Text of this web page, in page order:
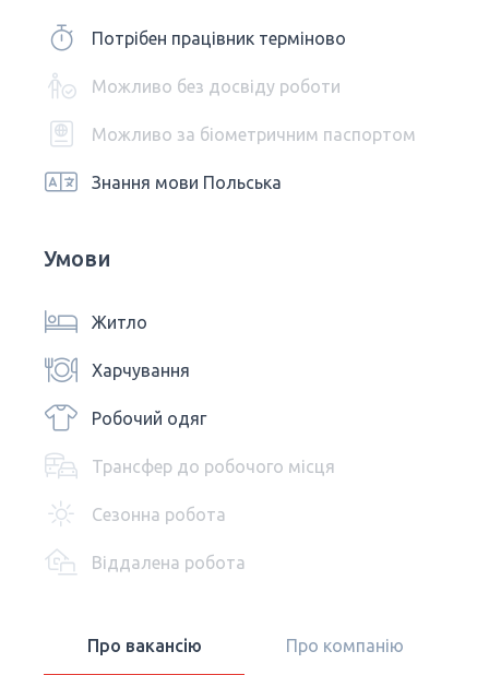
Потрібен працівник терміново
Можливо без досвіду роботи
Можливо за біометричним паспортом
Знання мови Польська
Умови
Житло
Харчування
Робочий одяг
Трансфер до робочого місця
Сезонна робота
Віддалена робота
Про вакансію Про компанію